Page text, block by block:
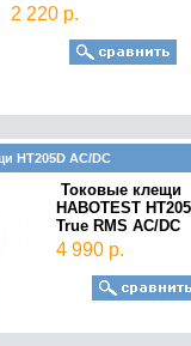
2 220 р.
HT205D AC/DC
Токовые клещи
HABOTEST
True RMS AC/DC
4 990 р.